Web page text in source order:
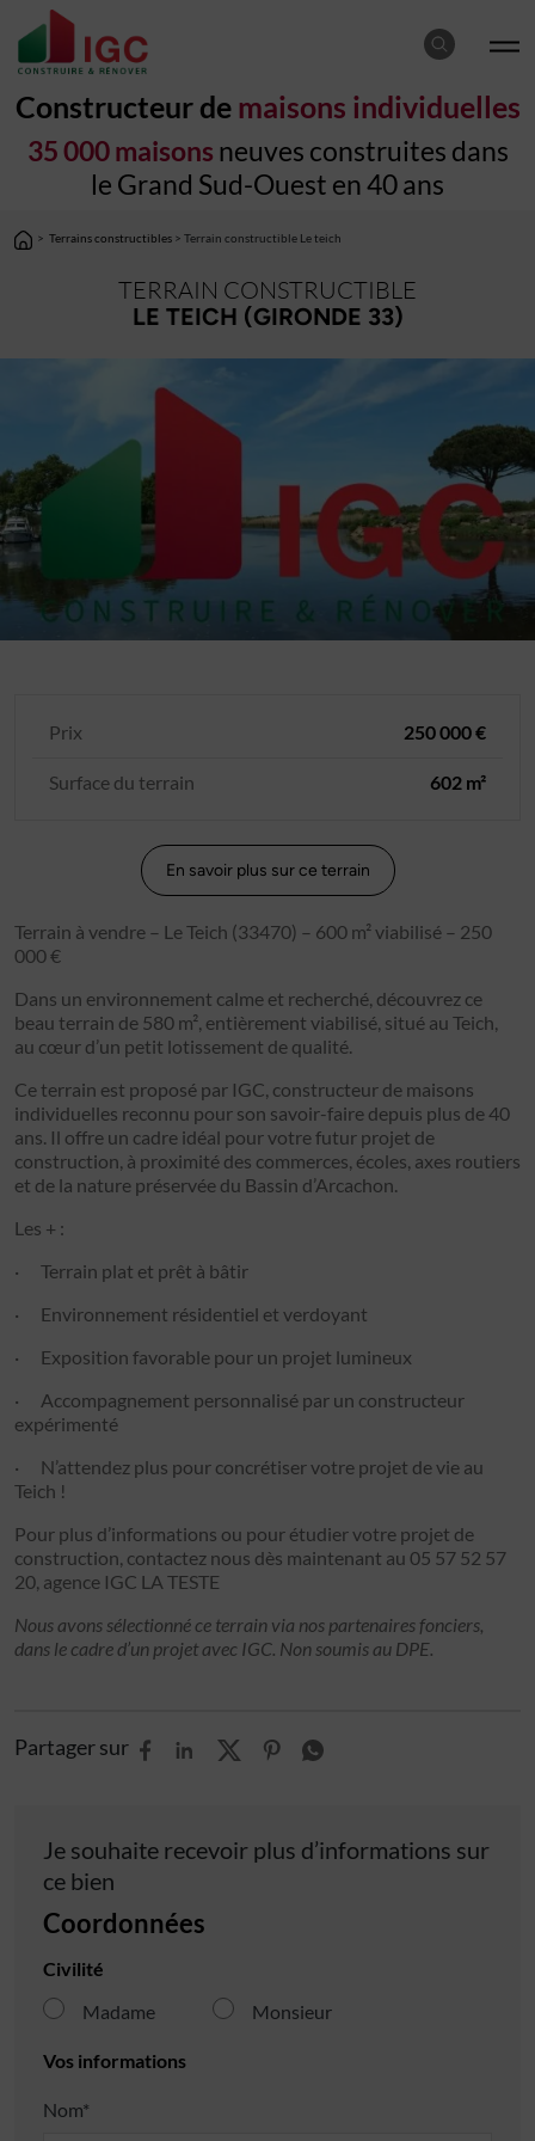
Constructeur de maisons individuelles
35 000 maisons neuves construites dans
le Grand Sud-Ouest en 40 ans
> Terrains constructibles > Terrain constructible Le teich
TERRAIN CONSTRUCTIBLE
LE TEICH (GIRONDE 33)
Prix 250 000 €
Surface du terrain 602 m²
En savoir plus sur ce terrain
Terrain à vendre – Le Teich (33470) – 600 m² viabilisé – 250
000 €
Dans un environnement calme et recherché, découvrez ce
beau terrain de 580 m², entièrement viabilisé, situé au Teich,
au cœur d’un petit lotissement de qualité.
Ce terrain est proposé par IGC, constructeur de maisons
individuelles reconnu pour son savoir-faire depuis plus de 40
ans. Il offre un cadre idéal pour votre futur projet de
construction, à proximité des commerces, écoles, axes routiers
et de la nature préservée du Bassin d’Arcachon.
Les + :
· Terrain plat et prêt à bâtir
· Environnement résidentiel et verdoyant
· Exposition favorable pour un projet lumineux
· Accompagnement personnalisé par un constructeur
expérimenté
· N’attendez plus pour concrétiser votre projet de vie au
Teich !
Pour plus d’informations ou pour étudier votre projet de
construction, contactez nous dès maintenant au 05 57 52 57
20, agence IGC LA TESTE
Nous avons sélectionné ce terrain via nos partenaires fonciers,
dans le cadre d’un projet avec IGC. Non soumis au DPE.
Partager sur
Je souhaite recevoir plus d’informations sur
ce bien
Coordonnées
Civilité
Madame
Monsieur
Vos informations
Nom*